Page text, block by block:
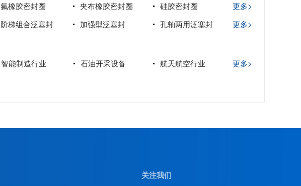
氟橡胶密封圈 夹布橡胶密封圈 硅胶密封圈 更多>
阶梯组合泛塞封 加强型泛塞封 孔轴两用泛塞封 更多>
智能制造行业 石油开采设备
航天航空行业
更多>
关注我们